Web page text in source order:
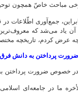
مباحث خاصّ همچون
جمع‌آوری اطّلاعات
آن یاد می‌شد که
عرض کردم، تاریخچه
ضرورت پرداختن به دانش
در خصوص ضرورت پرداختن به
ما در جامعه‌ای